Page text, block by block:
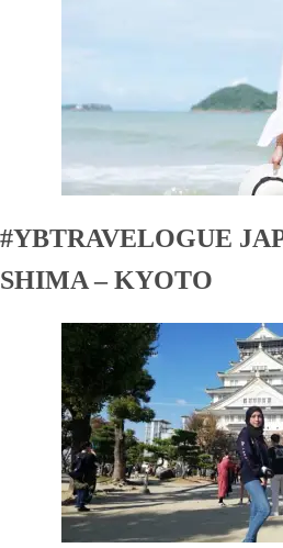
#YBTRAVELOGUE
SHIMA – KYOTO